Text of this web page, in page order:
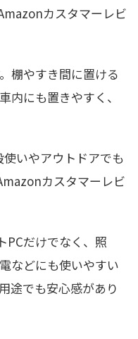
カスタマーレビ
棚やすき間に置ける
内にも置きやすく、
いやアウトドアでも
カスタマーレビ
PCだけでなく、照
などにも使いやすい
途でも安心感があり